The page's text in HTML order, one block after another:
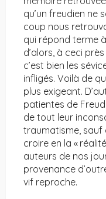
qu’un freudien ne
coup nous
qui répond terme
d’alors, à ceci
c’est bien les
infligés. Voilà de
plus exigeant.
patientes de
de tout leur
traumatisme, sauf
croire en la «
auteurs de nos
provenance
vif reproche.